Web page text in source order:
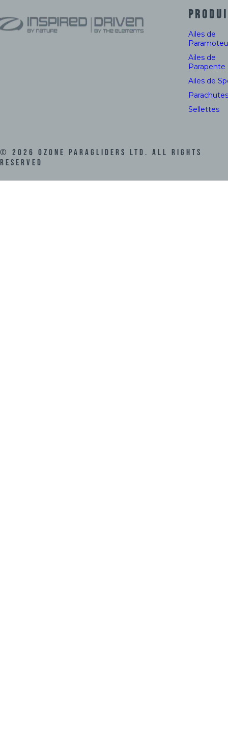
Ailes de
Ailes de
Parapente
Ailes de
Parachutes
Sellettes
© 2026 Ozone Paragliders LTD. All Rights
Reserved